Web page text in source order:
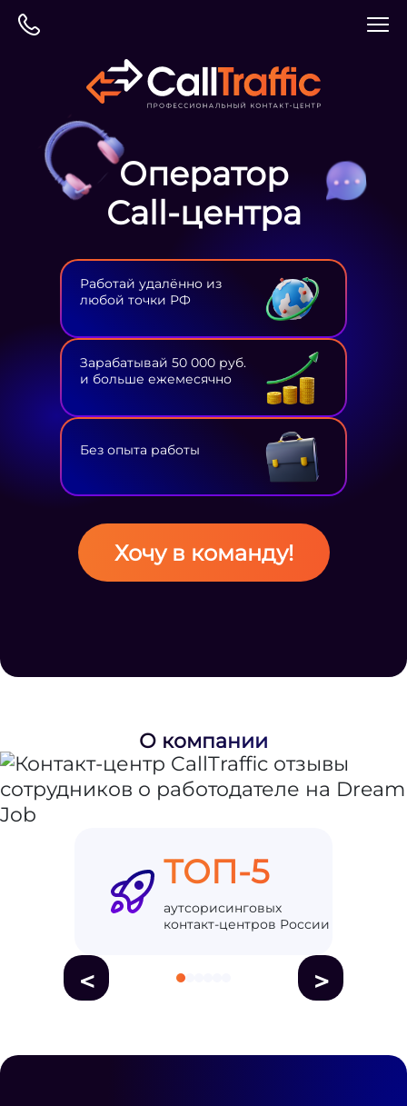
Оператор
Сall-центра
Работай удалённо из
любой точки РФ
Зарабатывай 50 000 руб.
и больше ежемесячно
Без опыта работы
Хочу в команду!
О компании
ТОП-5
аутсорисинговых
контакт-центров России
< >